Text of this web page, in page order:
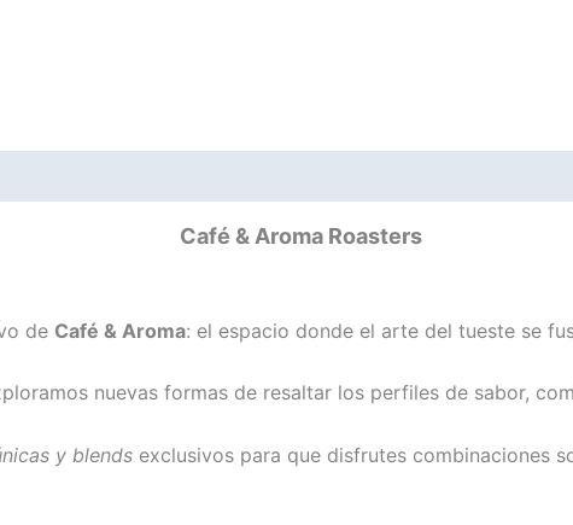
Café & Aroma Roasters
de Café & Aroma: el espacio donde el arte del tueste se
nuevas formas de resaltar los perfiles de sabor,
y blends exclusivos para que disfrutes combinaciones